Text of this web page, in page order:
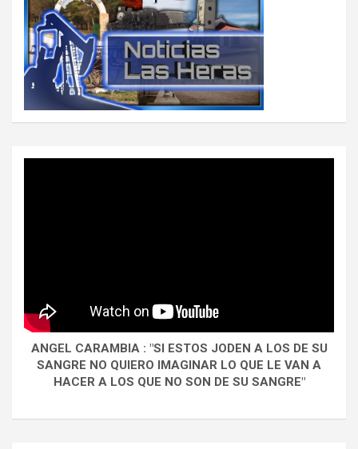
ANGEL CARAMBIA : "SI ESTOS JODEN A LOS DE SU
SANGRE NO QUIERO IMAGINAR LO QUE LE VAN A
HACER A LOS QUE NO SON DE SU SANGRE"